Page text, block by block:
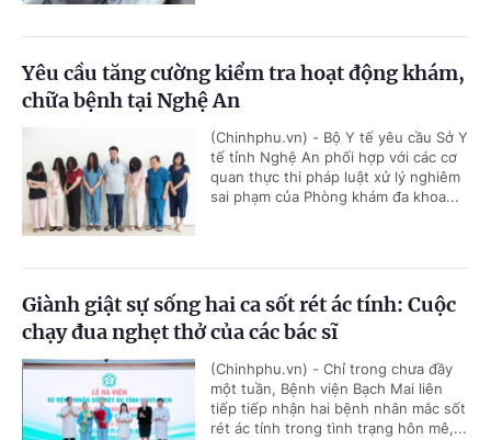
Yêu cầu tăng cường kiểm tra hoạt động khám,
chữa bệnh tại Nghệ An
(Chinhphu.vn) - Bộ Y tế yêu cầu Sở Y
tế tỉnh Nghệ An phối hợp với các cơ
quan thực thi pháp luật xử lý nghiêm
sai phạm của Phòng khám đa khoa...
Giành giật sự sống hai ca sốt rét ác tính: Cuộc
chạy đua nghẹt thở của các bác sĩ
(Chinhphu.vn) - Chỉ trong chưa đầy
một tuần, Bệnh viện Bạch Mai liên
tiếp tiếp nhận hai bệnh nhân mắc sốt
rét ác tính trong tình trạng hôn mê,...